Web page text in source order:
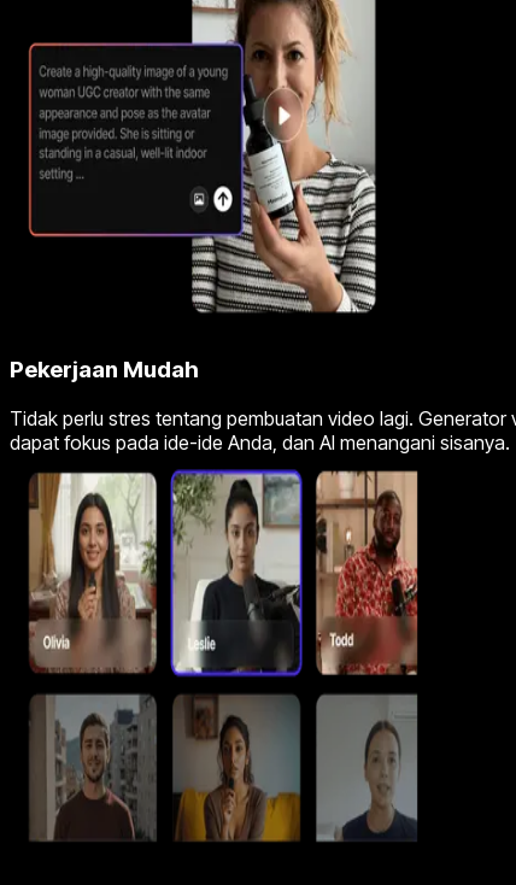
Pekerjaan Mudah
Tidak perlu stres tentang pembuatan video lagi.
dapat fokus pada ide-ide Anda, dan AI menangani sisanya.